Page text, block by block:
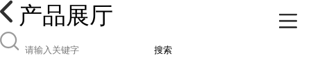
产品展厅
搜索